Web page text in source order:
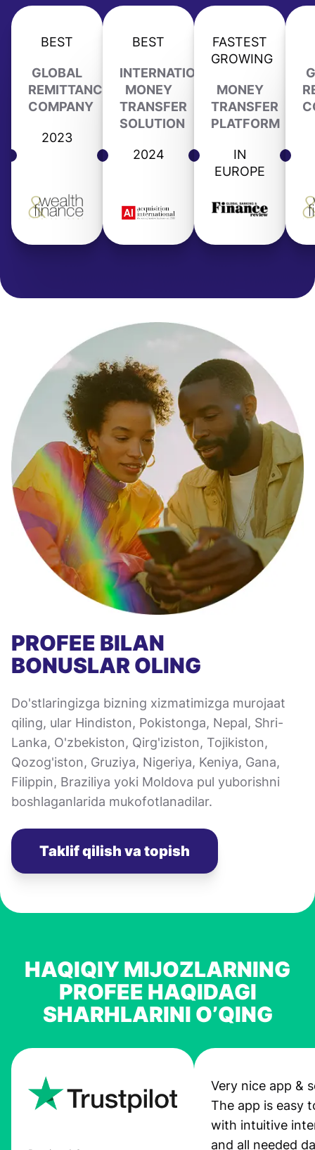
BEST
GLOBAL
REMITTANCE
COMPANY
2023
BEST
INTERNATIONAL
MONEY
TRANSFER
SOLUTION
2024
FASTEST
GROWING
MONEY
TRANSFER
PLATFORM
IN
EUROPE
PROFEE BILAN
BONUSLAR OLING
Do'stlaringizga bizning xizmatimizga murojaat
qiling, ular Hindiston, Pokistonga, Nepal, Shri-
Lanka, O'zbekiston, Qirg'iziston, Tojikiston,
Qozog'iston, Gruziya, Nigeriya, Keniya, Gana,
Filippin, Braziliya yoki Moldova pul yuborishni
boshlaganlarida mukofotlanadilar.
Taklif qilish va topish
HAQIQIY MIJOZLARNING
PROFEE HAQIDAGI
SHARHLARINI O’QING
Very nice app &
The app is easy
with intuitive
and all needed